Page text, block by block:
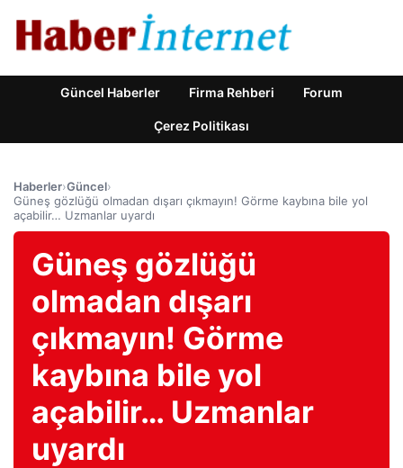
Güncel Haberler Firma Rehberi Forum
Çerez Politikası
Haberler›Güncel›
Güneş gözlüğü olmadan dışarı çıkmayın! Görme kaybına bile yol
açabilir… Uzmanlar uyardı
Güneş gözlüğü
olmadan dışarı
çıkmayın! Görme
kaybına bile yol
açabilir… Uzmanlar
uyardı